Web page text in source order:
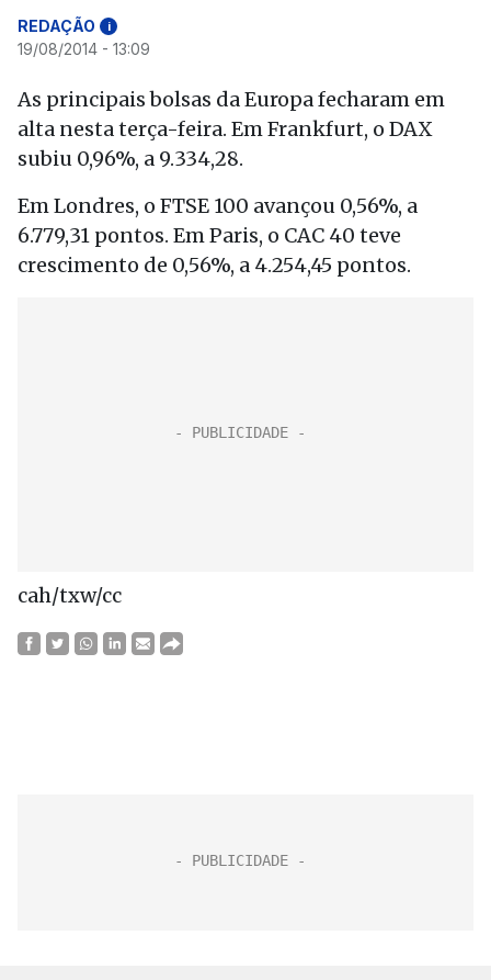
REDAÇÃO i
19/08/2014 - 13:09
As principais bolsas da Europa fecharam em
alta nesta terça-feira. Em Frankfurt, o DAX
subiu 0,96%, a 9.334,28.
Em Londres, o FTSE 100 avançou 0,56%, a
6.779,31 pontos. Em Paris, o CAC 40 teve
crescimento de 0,56%, a 4.254,45 pontos.
cah/txw/cc